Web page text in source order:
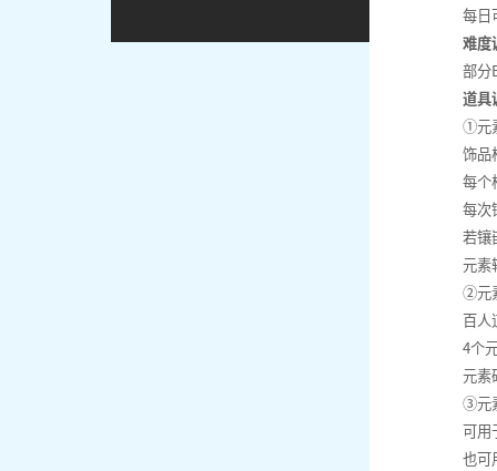
每日
难度
部分
道具
①元
饰品
每个
每次
若镶
元素
②元
百人
4个
元素
③元
可用
也可